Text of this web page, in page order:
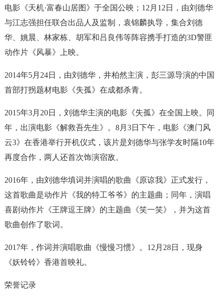
电影《天机·富春山居图》于全国公映；12月12日，由刘德华
与江志强担任联合出品人及监制，袁锦麟执导，集合刘德
华、姚晨、林家栋、胡军和吕良伟等阵容携手打造的3D警匪
动作片《风暴》上映。
2014年5月24日，由刘德华，井柏然主演，彭三源导演的中国
首部打拐题材电影《失孤》在成都杀青。
2015年3月20日，刘德华主演的电影《失孤》在全国上映。同
年，出演电影《解救吾先生》。8月3日下午，电影《澳门风
云3》在香港举行开机仪式，该片是刘德华与张学友时隔10年
再度合作，两人还首次饰演宿敌。
2016年，由刘德华填词并演唱的歌曲《原谅我》正式发行，
这首歌曲是动作片《我的特工爷爷》的主题曲；同年，演唱
喜剧动作片《王牌逗王牌》的主题曲《笑一笑》，并为这首
歌曲创作了歌词。
2017年，作词并演唱歌曲《慢慢习惯》。12月28日，现身
《妖铃铃》香港首映礼。
荣誉记录